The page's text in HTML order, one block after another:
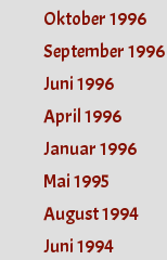
Oktober 1996
September 1996
Juni 1996
April 1996
Januar 1996
Mai 1995
August 1994
Juni 1994